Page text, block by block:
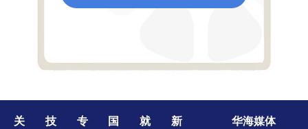
关
技
专
国
就
新
华海媒体